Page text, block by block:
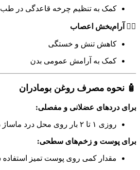
کمک به تنظیم چرخه قاعدگی در
💆‍♀️ آرام‌بخش اعصاب
کاهش تنش و خستگی
کمک به آرامش عمومی بدن
🧴 نحوه مصرف روغن بومادران
برای دردهای عضلانی و مفصلی:
روزی ۱ تا ۲ بار روی محل درد ماساژ داده شود
برای پوست و زخم‌های سطحی:
مقدار کمی روی پوست تمیز استفاده